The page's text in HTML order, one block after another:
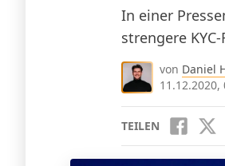
In einer
strengere
von Daniel
11.12.2020,
TEILEN